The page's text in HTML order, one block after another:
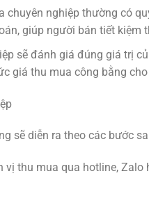
nghiệp thường có
giúp người bán tiết kiệm
sẽ đánh giá đúng giá trị
giá thu mua công bằng
sẽ diễn ra theo các bước
thu mua qua hotline,